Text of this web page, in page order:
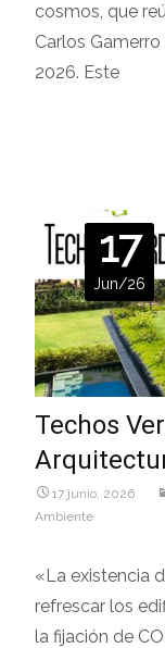
cosmos, que
Carlos
2026. Este
17
Jun/26
Techos
17 junio, 2026
Ambiente
«La existencia
refrescar los
la fijación de